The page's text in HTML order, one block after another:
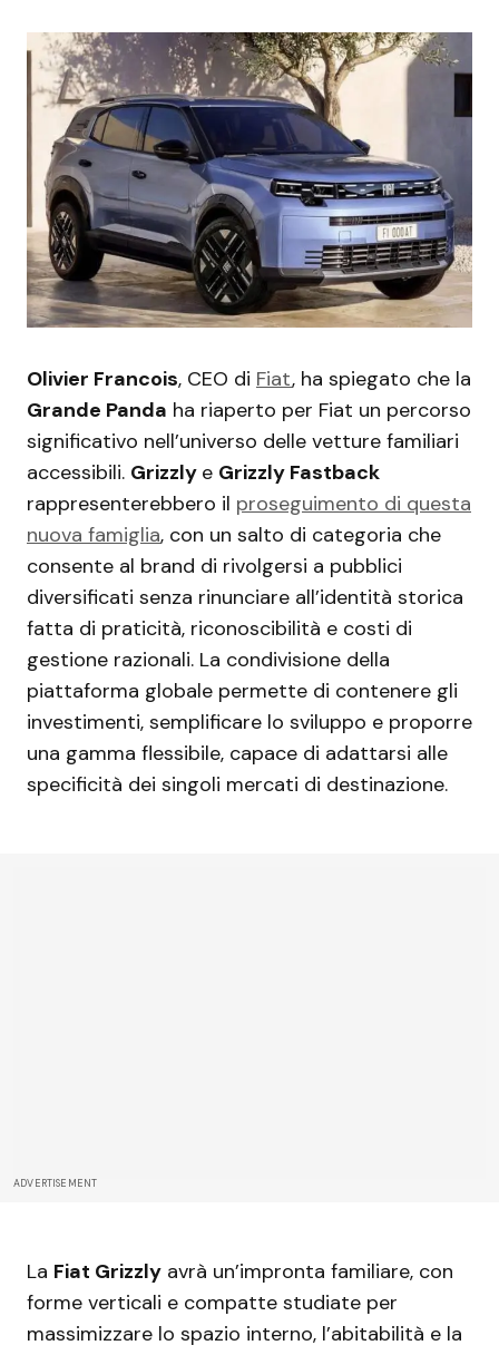
Olivier Francois, CEO di Fiat, ha spiegato che la
Grande Panda ha riaperto per Fiat un percorso
significativo nell’universo delle vetture familiari
accessibili. Grizzly e Grizzly Fastback
rappresenterebbero il proseguimento di questa
nuova famiglia, con un salto di categoria che
consente al brand di rivolgersi a pubblici
diversificati senza rinunciare all’identità storica
fatta di praticità, riconoscibilità e costi di
gestione razionali. La condivisione della
piattaforma globale permette di contenere gli
investimenti, semplificare lo sviluppo e proporre
una gamma flessibile, capace di adattarsi alle
specificità dei singoli mercati di destinazione.
ADVERTISEMENT
La Fiat Grizzly avrà un’impronta familiare, con
forme verticali e compatte studiate per
massimizzare lo spazio interno, l’abitabilità e la